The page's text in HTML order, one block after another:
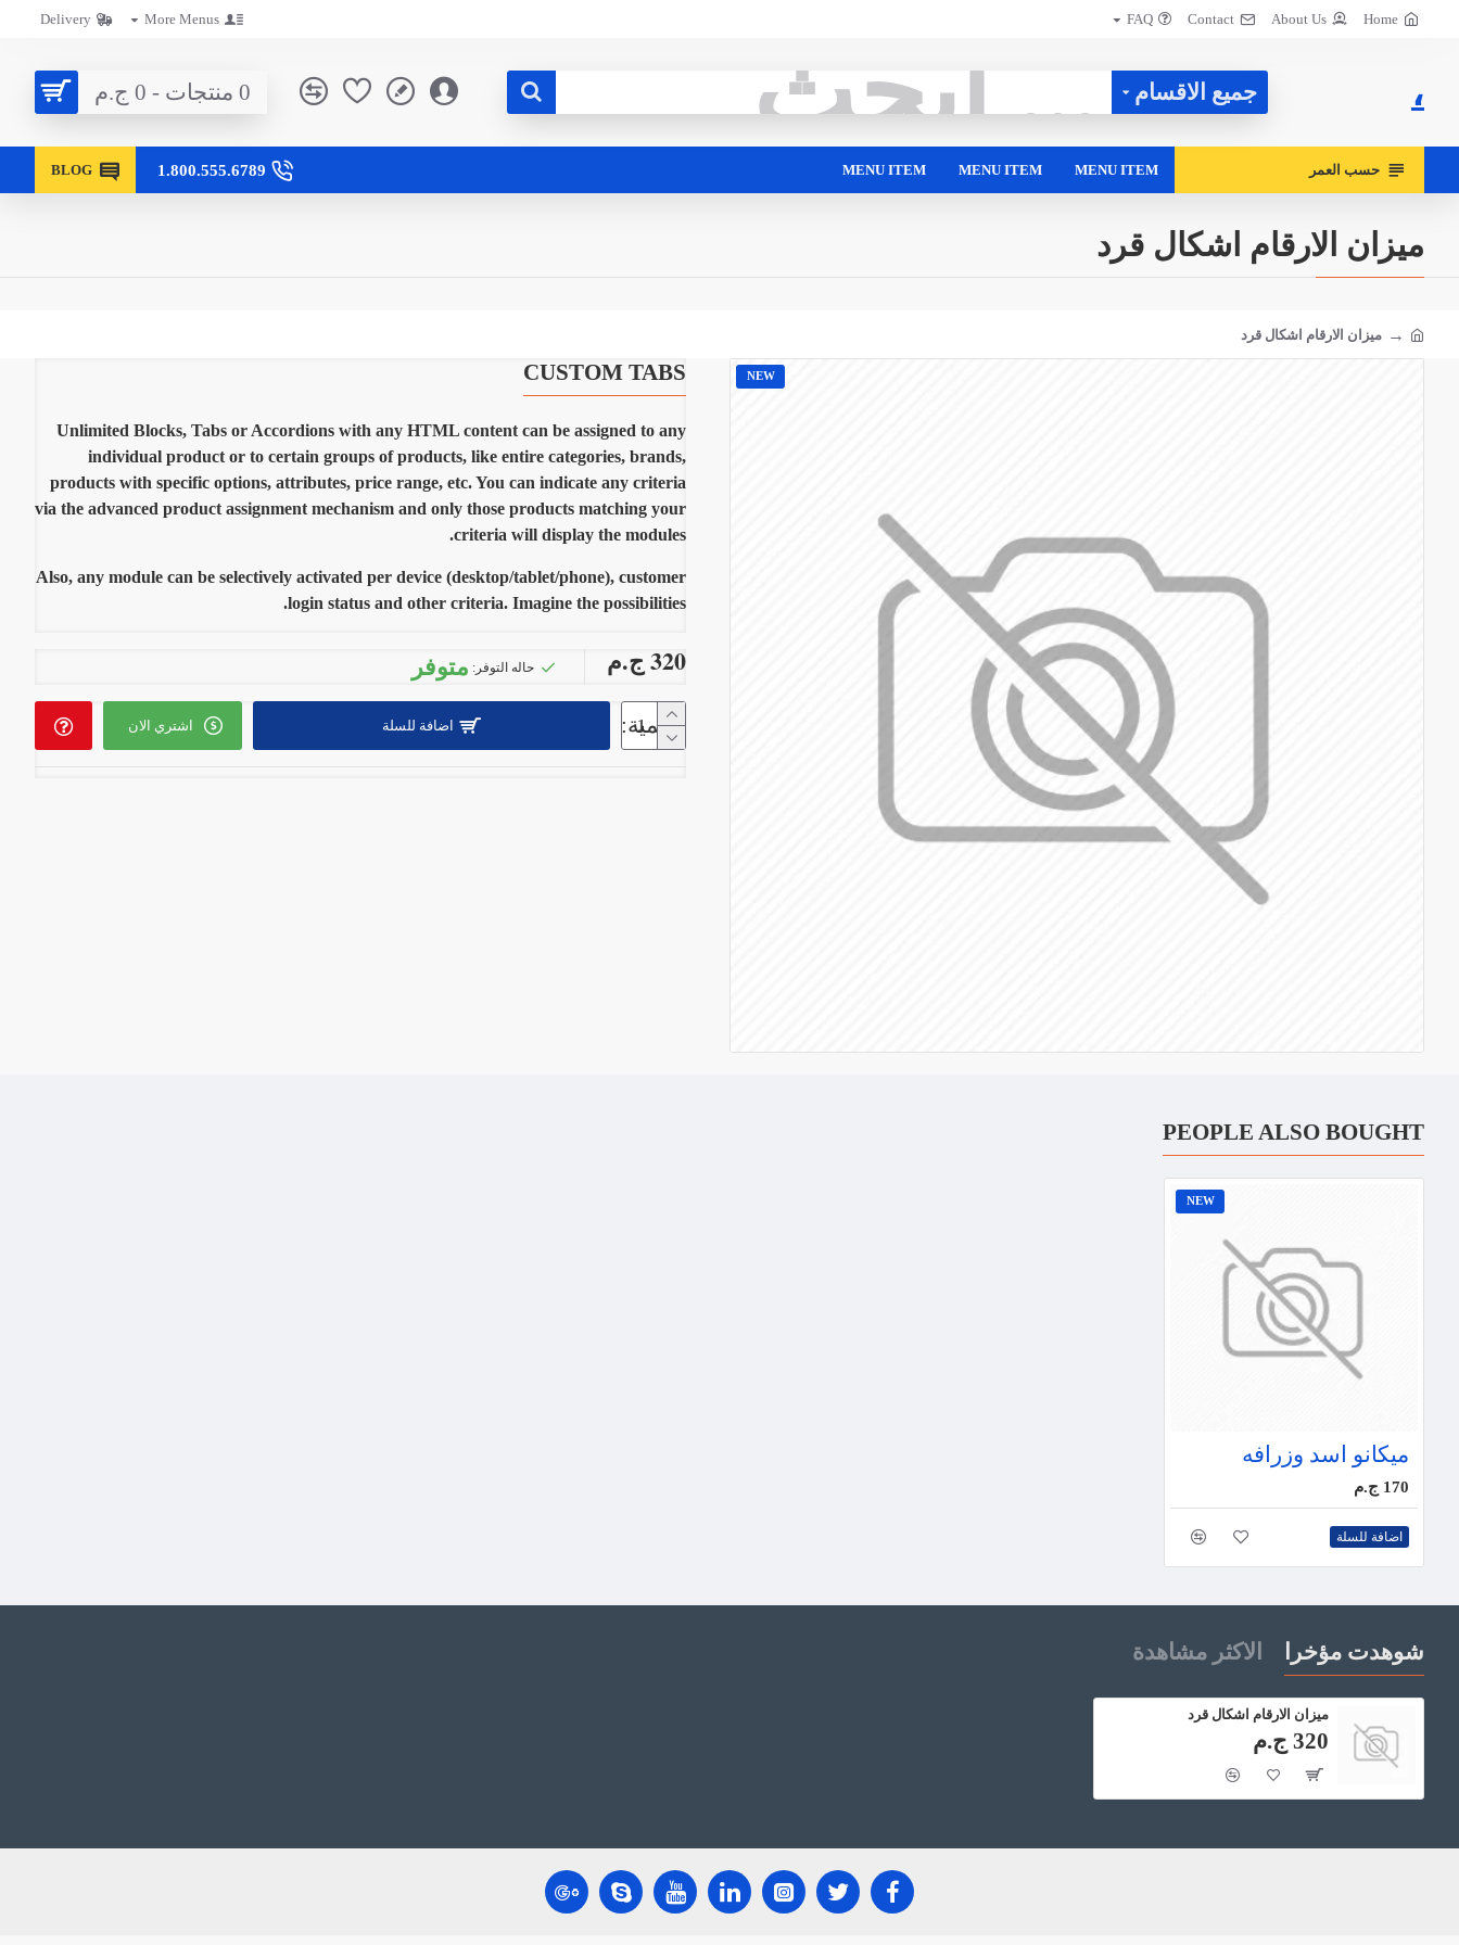
Home
About Us
Contact
FAQ
More Menus
Delivery
، جميع الاقسام 0 منتجات - 0 ج.م
حسب العمر MENU ITEM
MENU ITEM
MENU ITEM
1.800.555.6789
BLOG
ميزان الارقام اشكال قرد
ميزان الارقام اشكال قرد
NEW
CUSTOM TABS
Unlimited Blocks, Tabs or Accordions with any HTML content can be assigned to any
individual product or to certain groups of products, like entire categories, brands,
products with specific options, attributes, price range, etc. You can indicate any criteria
via the advanced product assignment mechanism and only those products matching your
criteria will display the modules.
Also, any module can be selectively activated per device (desktop/tablet/phone), customer
login status and other criteria. Imagine the possibilities.
320 ج.م حاله التوفر: متوفر
الكمية: اضافة للسلة اشتري الان
PEOPLE ALSO BOUGHT
NEW
ميكانو اسد وزرافه
170 ج.م
اضافة للسلة
شوهدت مؤخرا الاكثر مشاهدة
ميزان الارقام اشكال قرد
320 ج.م